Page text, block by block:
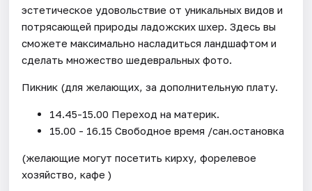
эстетическое удовольствие от уникальных видов и
потрясающей природы ладожских шхер. Здесь вы
сможете максимально насладиться ландшафтом и
сделать множество шедевральных фото.
Пикник (для желающих, за дополнительную плату.
14.45-15.00 Переход на материк.
15.00 - 16.15 Свободное время /сан.остановка
(желающие могут посетить кирху, форелевое
хозяйство, кафе )